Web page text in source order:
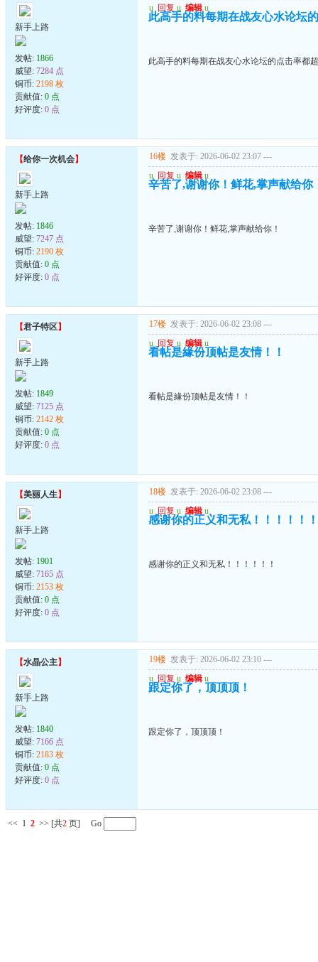
新手上路
发帖: 1866
威望: 7284 点
铜币: 2198 枚
贡献值: 0 点
好评度: 0 点
u 回复 u 编辑 u
此高手的料每期在战友心水论坛
此高手的料每期在战友心水论坛的点击率都
【给你一次机会】
新手上路
发帖: 1846
威望: 7247 点
铜币: 2190 枚
贡献值: 0 点
好评度: 0 点
16楼 发表于: 2026-06-02 23:07 ---
u 回复 u 编辑 u
辛苦了,谢谢你！鲜花,掌声献给你
辛苦了,谢谢你！鲜花,掌声献给你！
【君子特区】
新手上路
发帖: 1849
威望: 7125 点
铜币: 2142 枚
贡献值: 0 点
好评度: 0 点
17楼 发表于: 2026-06-02 23:08 ---
u 回复 u 编辑 u
看帖是緣份顶帖是友情！！
看帖是緣份顶帖是友情！！
【美丽人生】
新手上路
发帖: 1901
威望: 7165 点
铜币: 2153 枚
贡献值: 0 点
好评度: 0 点
18楼 发表于: 2026-06-02 23:08 ---
u 回复 u 编辑 u
感谢你的正义和无私！！！！！！
感谢你的正义和无私！！！！！！
【水晶公主】
新手上路
发帖: 1840
威望: 7166 点
铜币: 2183 枚
贡献值: 0 点
好评度: 0 点
19楼 发表于: 2026-06-02 23:10 ---
u 回复 u 编辑 u
跟定你了，顶顶顶！
跟定你了，顶顶顶！
<< 1 2 >> [共2 页] Go